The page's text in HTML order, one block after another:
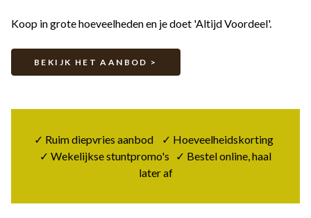
Koop in grote hoeveelheden en je doet 'Altijd Voordeel'.
BEKIJK HET AANBOD >
✓ Ruim diepvries aanbod ✓ Hoeveelheidskorting
✓ Wekelijkse stuntpromo's ✓ Bestel online, haal
later af